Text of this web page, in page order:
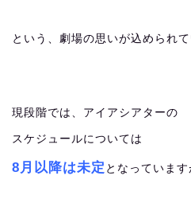
という、劇場の思いが込められて
現段階では、アイアシアターの
スケジュールについては
8月以降は未定 となっています